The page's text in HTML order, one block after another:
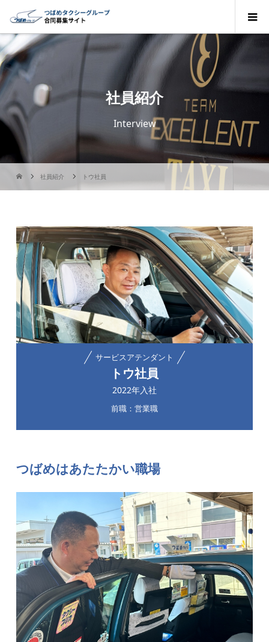
社員紹介
Interview
社員紹介 トウ社員
サービスアテンダント
トウ社員
2022年入社
前職：営業職
つばめはあたたかい職場